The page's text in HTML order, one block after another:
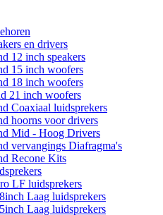
en drivers
12 inch speakers
15 inch woofers
18 inch woofers
21 inch woofers
Coaxiaal luidsprekers
hoorns voor drivers
Mid - Hoog Drivers
vervangings Diafragma's
Recone Kits
LF luidsprekers
Laag luidsprekers
Laag luidsprekers